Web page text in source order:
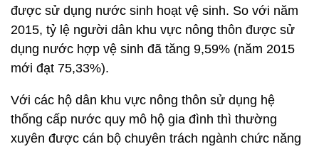
được sử dụng nước sinh hoạt vệ sinh. So với năm
2015, tỷ lệ người dân khu vực nông thôn được sử
dụng nước hợp vệ sinh đã tăng 9,59% (năm 2015
mới đạt 75,33%).
Với các hộ dân khu vực nông thôn sử dụng hệ
thống cấp nước quy mô hộ gia đình thì thường
xuyên được cán bộ chuyên trách ngành chức năng